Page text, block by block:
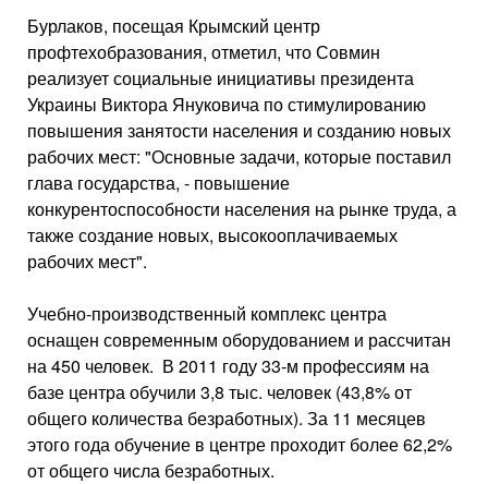
Бурлаков, посещая Крымский центр
профтехобразования, отметил, что Совмин
реализует социальные инициативы президента
Украины Виктора Януковича по стимулированию
повышения занятости населения и созданию новых
рабочих мест: "Основные задачи, которые поставил
глава государства, - повышение
конкурентоспособности населения на рынке труда, а
также создание новых, высокооплачиваемых
рабочих мест".
Учебно-производственный комплекс центра
оснащен современным оборудованием и рассчитан
на 450 человек. В 2011 году 33-м профессиям на
базе центра обучили 3,8 тыс. человек (43,8% от
общего количества безработных). За 11 месяцев
этого года обучение в центре проходит более 62,2%
от общего числа безработных.